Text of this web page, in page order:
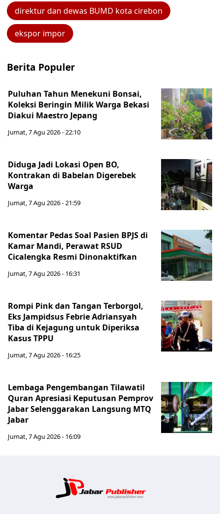
direktur dan dewas BUMD kota cirebon
ekspor impor
Berita Populer
Puluhan Tahun Menekuni Bonsai,
Koleksi Beringin Milik Warga Bekasi
Diakui Maestro Jepang
Jumat, 7 Agu 2026 - 22:10
Diduga Jadi Lokasi Open BO,
Kontrakan di Babelan Digerebek
Warga
Jumat, 7 Agu 2026 - 21:59
Komentar Pedas Soal Pasien BPJS di
Kamar Mandi, Perawat RSUD
Cicalengka Resmi Dinonaktifkan
Jumat, 7 Agu 2026 - 16:31
Rompi Pink dan Tangan Terborgol,
Eks Jampidsus Febrie Adriansyah
Tiba di Kejagung untuk Diperiksa
Kasus TPPU
Jumat, 7 Agu 2026 - 16:25
Lembaga Pengembangan Tilawatil
Quran Apresiasi Keputusan Pemprov
Jabar Selenggarakan Langsung MTQ
Jabar
Jumat, 7 Agu 2026 - 16:09